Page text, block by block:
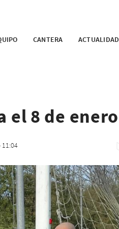
CANTERA ACTUALIDAD
el 8 de enero
11:04